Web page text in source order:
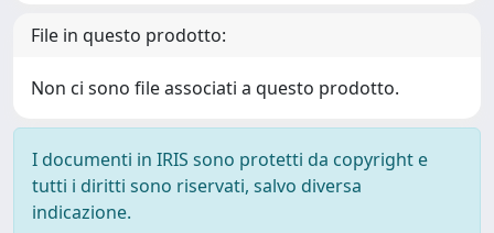
File in questo prodotto:
Non ci sono file associati a questo prodotto.
I documenti in IRIS sono protetti da copyright e
tutti i diritti sono riservati, salvo diversa
indicazione.